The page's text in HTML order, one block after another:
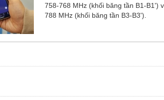
758-768 MHz (khối băng tần B1-B1')
788 MHz (khối băng tần B3-B3').